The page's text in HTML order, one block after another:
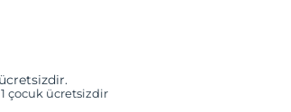
çocuk ücretsizdir